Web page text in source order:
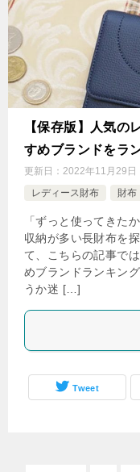
【保存版】人気の
すめブランドをラ
更新日： 2022年11月29日
レディース財布
財布
「ずっと使ってきた
収納が多い長財布を
て、こちらの記事で
めブランドランキン
うか迷 […]
Tweet